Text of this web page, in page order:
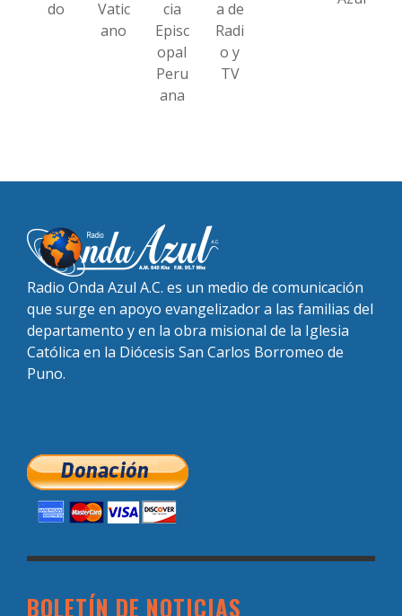
do
Vatic
ano
cia
Episc
opal
Peru
ana
a de
Radi
o y
TV
Radio Onda Azul A.C. es un medio de comunicación
que surge en apoyo evangelizador a las familias del
departamento y en la obra misional de la Iglesia
Católica en la Diócesis San Carlos Borromeo de
Puno.
BOLETÍN DE NOTICIAS